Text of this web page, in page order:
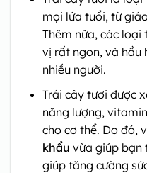
mọi lứa tuổi, từ
Thêm nữa, các
vị rất ngon, và hầu
nhiều người.
Trái cây tươi được
năng lượng,
cho cơ thể. Do đó,
khẩu vừa giúp bạn
giúp tăng cường